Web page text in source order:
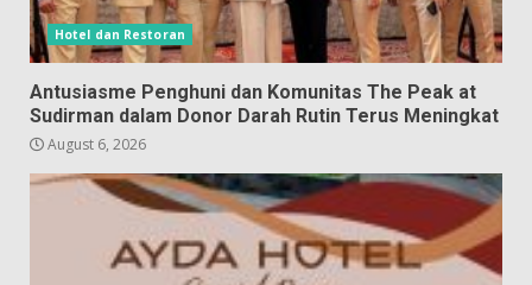
Hotel dan Restoran
Antusiasme Penghuni dan Komunitas The Peak at
Sudirman dalam Donor Darah Rutin Terus Meningkat
August 6, 2026